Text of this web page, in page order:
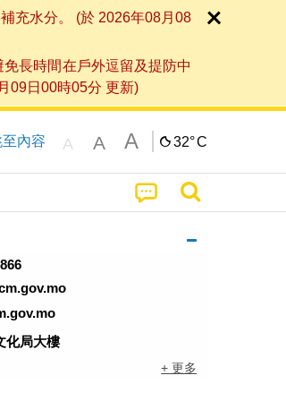
充水分。 (於 2026年08月08
長時間在戶外逗留及提防中
09日00時05分 更新)
至內容 A A A 32°C
化局大樓
+ 更多